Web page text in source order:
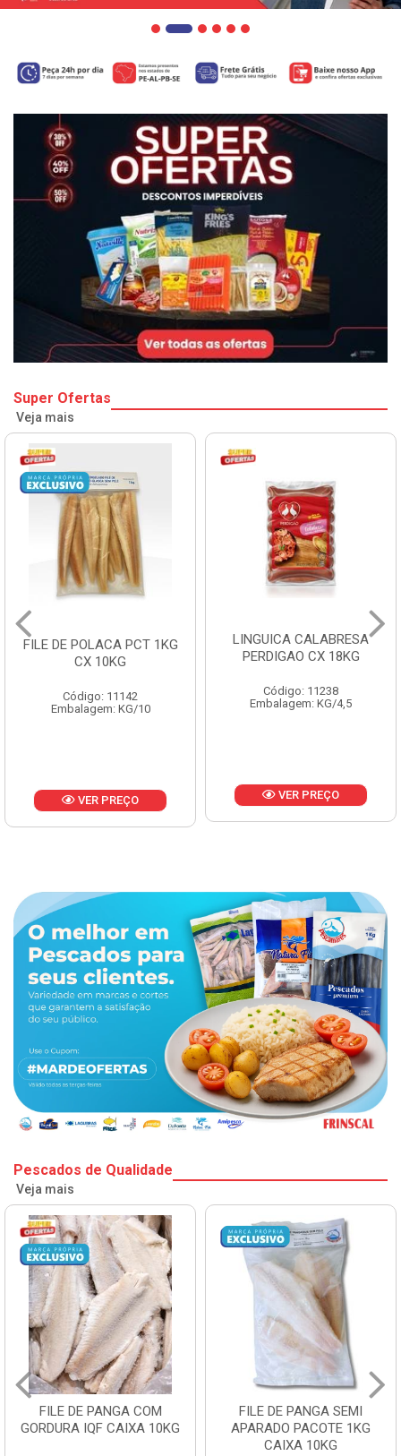
Super Ofertas
Veja mais
FILE DE POLACA PCT 1KG
CX 10KG
Código: 11142
Embalagem: KG/10
VER PREÇO
LINGUICA CALABRESA
PERDIGAO CX 18KG
Código: 11238
Embalagem: KG/4,5
VER PREÇO
Pescados de Qualidade
Veja mais
FILE DE PANGA SEMI
APARADO PACOTE 1KG
POLACA DESFIADA
PESCAMARES PCT5KG
CX10KG